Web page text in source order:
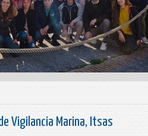
Vigilancia Marina, Itsas